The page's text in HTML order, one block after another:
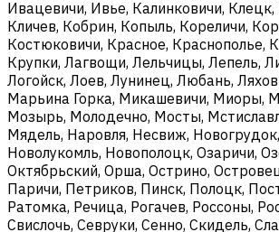
Ивацевичи, Ивье, Калинковичи, Клецк,
Кличев, Кобрин, Копыль, Кореличи,
Костюковичи, Красное, Краснополье,
Крупки, Лагвощи, Лельчицы, Лепель,
Логойск, Лоев, Лунинец, Любань,
Марьина Горка, Микашевичи, Миоры,
Мозырь, Молодечно, Мосты,
Мядель, Наровля, Несвиж,
Новолукомль, Новополоцк, Озаричи,
Октябрьский, Орша, Острино,
Паричи, Петриков, Пинск, Полоцк,
Ратомка, Речица, Рогачев, Россоны,
Свислочь, Севруки, Сенно, Скидель,